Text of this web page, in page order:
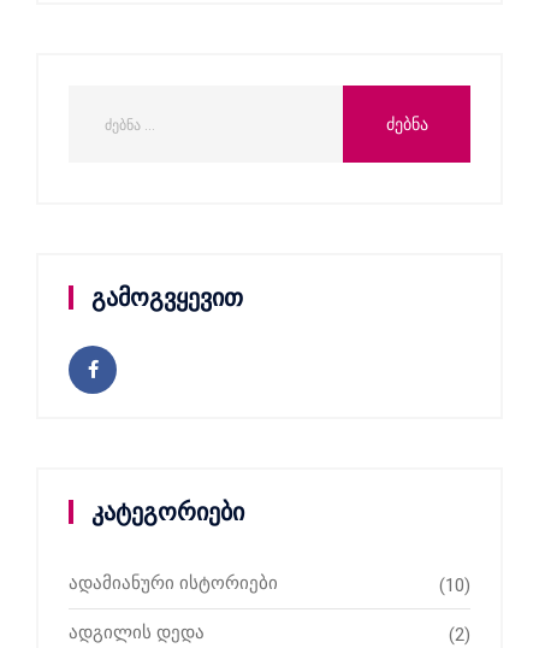
გამოგვყევით
კატეგორიები
ადამიანური ისტორიები (10)
ადგილის დედა (2)